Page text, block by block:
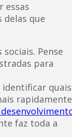
essas
que
Pense
para
identificar quais
faz toda a